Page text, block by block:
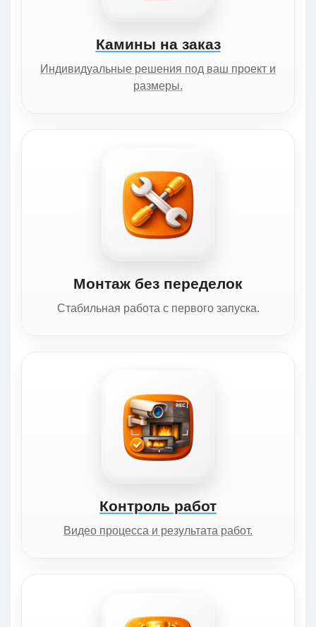
Камины на заказ
Индивидуальные решения под ваш проект и
размеры.
Монтаж без переделок
Стабильная работа с первого запуска.
Контроль работ
Видео процесса и результата работ.